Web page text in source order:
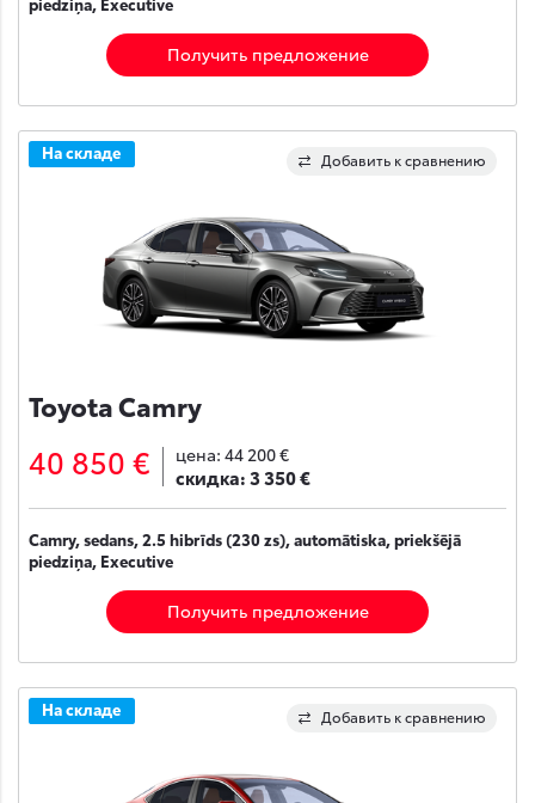
Получить предложение
Добавить к сравнению
На складе
Toyota Camry
40 850 € цена: 44 200 €
скидка:3 350 €
Camry, sedans, 2.5 hibrīds (230 zs), automātiska, priekšējā
piedziņa, Executive
Получить предложение
Добавить к сравнению
На складе